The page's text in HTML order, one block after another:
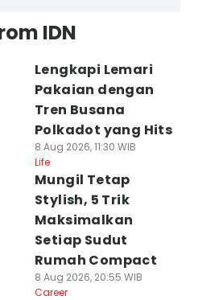
IDN
Lengkapi Lemari
Pakaian dengan
Tren Busana
Polkadot yang Hits
8 Aug 2026, 11:30 WIB
Life
Mungil Tetap
Stylish, 5 Trik
Maksimalkan
Setiap Sudut
Rumah Compact
8 Aug 2026, 20:55 WIB
Career